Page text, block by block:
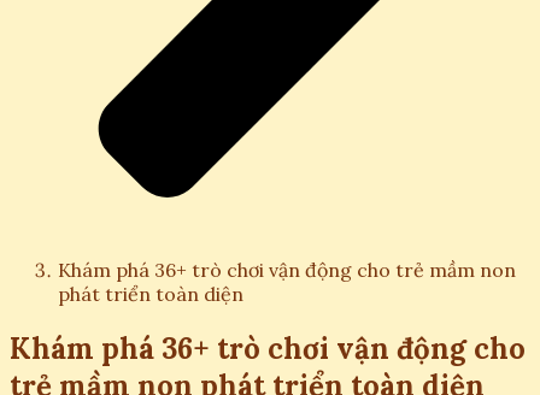
Khám phá 36+ trò chơi vận động cho trẻ mầm non
phát triển toàn diện
Khám phá 36+ trò chơi vận động cho
trẻ mầm non phát triển toàn diện